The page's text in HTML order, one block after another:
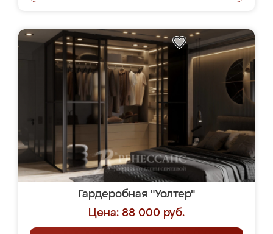
Гардеробная "Уолтер"
Цена: 88 000 руб.